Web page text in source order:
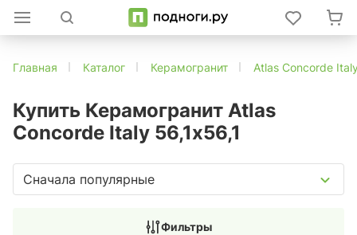
Главная Каталог Керамогранит Atlas Concorde
Купить Керамогранит Atlas
Concorde Italy 56,1x56,1
Сначала популярные
Фильтры